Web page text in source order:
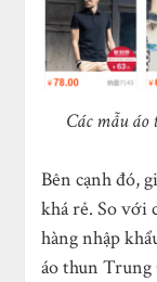
Các mẫu
Bên cạnh đó,
khá rẻ. So với
hàng nhập
áo thun Trung